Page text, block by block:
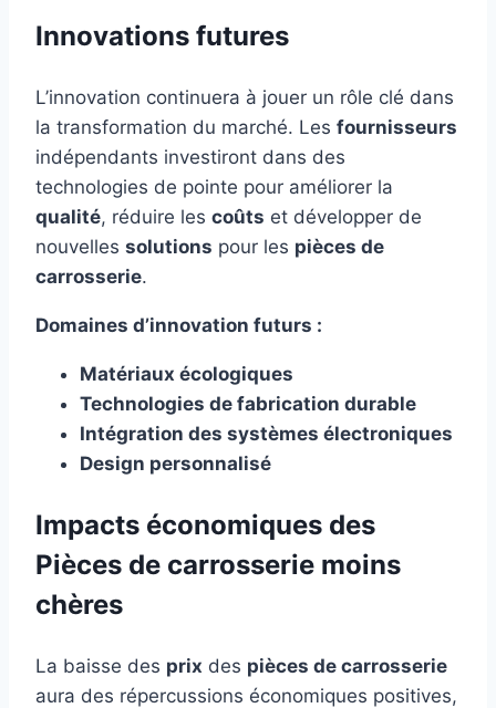
Innovations futures
L’innovation continuera à jouer un rôle clé dans
la transformation du marché. Les fournisseurs
indépendants investiront dans des
technologies de pointe pour améliorer la
qualité, réduire les coûts et développer de
nouvelles solutions pour les pièces de
carrosserie.
Domaines d’innovation futurs :
Matériaux écologiques
Technologies de fabrication durable
Intégration des systèmes électroniques
Design personnalisé
Impacts économiques des
Pièces de carrosserie moins
chères
La baisse des prix des pièces de carrosserie
aura des répercussions économiques positives,